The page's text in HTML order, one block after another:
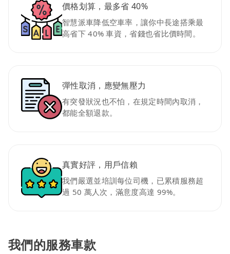
價格划算，最多省 40%
智慧派車降低空車率，讓你中長途搭乘最
高省下 40% 車資，省錢也省比價時間。
彈性取消，應變無壓力
有突發狀況也不怕，在規定時間內取消，
都能全額退款。
真實好評，用戶信賴
我們嚴選並培訓每位司機，已累積服務超
過 50 萬人次，滿意度高達 99%。
我們的服務車款